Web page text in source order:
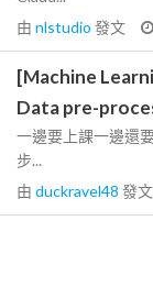
由 nlstudio 發文
[Machine
Data pre-
一邊要上課一邊還
步...
由 duckravel48 發文